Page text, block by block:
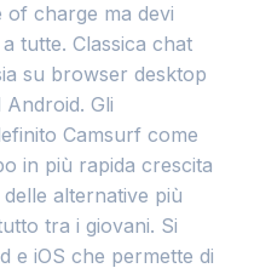
charge ma devi
tutte. Classica chat
su browser desktop
Gli
Camsurf come
in più rapida crescita
alternative più
tra i giovani. Si
e iOS che permette di